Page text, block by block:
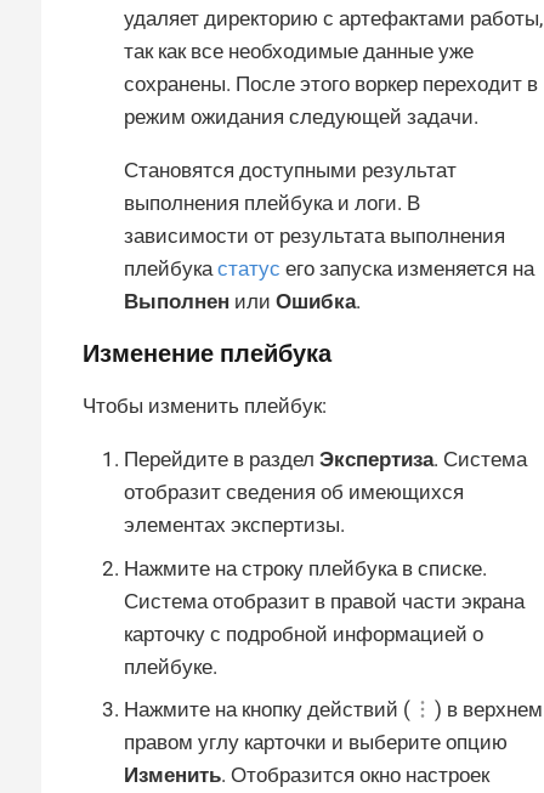
удаляет директорию с артефактами работы,
так как все необходимые данные уже
сохранены. После этого воркер переходит в
режим ожидания следующей задачи.
Становятся доступными результат
выполнения плейбука и логи. В
зависимости от результата выполнения
плейбукастатус его запуска изменяется на
Выполнен или Ошибка.
Изменение плейбука
Чтобы изменить плейбук:
Перейдите в раздел Экспертиза. Система
отобразит сведения об имеющихся
элементах экспертизы.
Нажмите на строку плейбука в списке.
Система отобразит в правой части экрана
карточку с подробной информацией о
плейбуке.
Нажмите на кнопку действий (
) в верхнем
правом углу карточки и выберите опцию
Изменить. Отобразится окно настроек